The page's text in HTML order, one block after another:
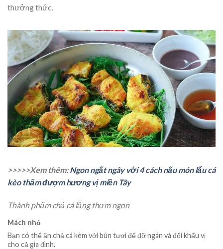
thưởng thức.
>>>>>Xem thêm:Ngon ngất ngây với 4 cách nấu món lẩu cá
kèo thấm đượm hương vị miền Tây
Thành phẩm chả cá lăng thơm ngon
Mách nhỏ
Bạn có thể ăn chả cá kèm với bún tươi để đỡ ngán và đổi khẩu vị
cho cả gia đình.